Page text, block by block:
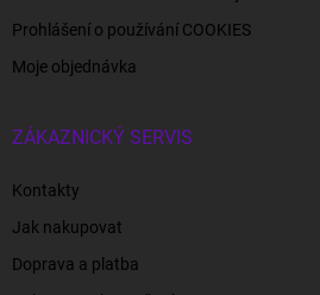
Prohlášení o používání COOKIES
Moje objednávka
ZÁKAZNICKÝ SERVIS
Kontakty
Jak nakupovat
Doprava a platba